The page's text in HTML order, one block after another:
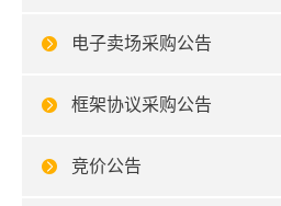
电子卖场采购公告
框架协议采购公告
竞价公告